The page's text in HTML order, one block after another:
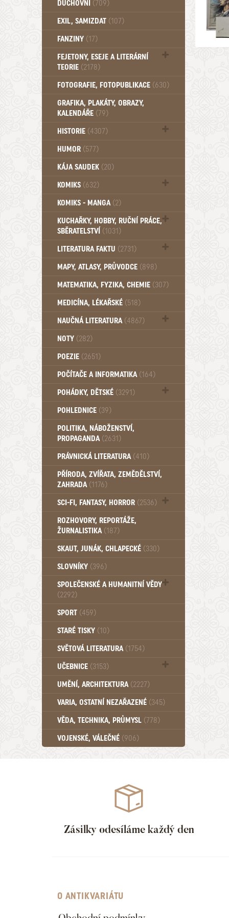
DUCHOVNÍ (709)
Okultismus (110)
EXIL, SAMIZDAT (107)
FANZINY (17)
FEJETONY, ESEJE A LITERÁRNÍ
TEORIE (2178)
Citáty, aforismy, snáře, přísloví,
FOTOGRAFIE, FOTOPUBLIKACE (630)
GRAFIKA, PLAKÁTY, OBRAZY,
KALENDÁŘE (79)
HISTORIE (4307)
Mytologie, Mýty, Báje, Pověsti (203)
HUMOR (577)
KÁJA SAUDEK (20)
KOMIKS (632)
Komiks - Čtyřlístek (234)
KOMIKS - MANGA (2)
KUCHAŘKY, HOBBY, RUČNÍ PRÁCE,
SBĚRATELSTVÍ (1031)
Dům a byt (102)
LITERATURA FAKTU (2731)
Katalogy (503)
MAPY, ATLASY, PRŮVODCE (898)
MATEMATIKA, FYZIKA, CHEMIE (307)
MEDICÍNA, LÉKAŘSKÉ (518)
NAUČNÁ LITERATURA (4867)
Zdraví a zdraví životní styl (510)
NOTY (282)
POEZIE (2651)
POČÍTAČE A INFORMATIKA (164)
POHÁDKY, DĚTSKÉ (3291)
Pro děti a mládež (2887)
Pohádky, Dětské - Od roku 1949 (257)
POHLEDNICE (39)
POLITIKA, NÁBOŽENSTVÍ,
PROPAGANDA (2631)
PRÁVNICKÁ LITERATURA (410)
PŘÍRODA, ZVÍŘATA, ZEMĚDĚLSTVÍ,
ZAHRADA (1176)
SCI-FI, FANTASY, HORROR (2536)
UFO (14)
ROZHOVORY, REPORTÁŽE,
ŽURNALISTIKA (187)
SKAUT, JUNÁK, CHLAPECKÉ (330)
SLOVNÍKY (396)
SPOLEČENSKÉ A HUMANITNÍ VĚDY
(2292)
Pedagogika (191)
Psychologie a osobní rozvoj (761)
SPORT (459)
STARÉ TISKY (10)
SVĚTOVÁ LITERATURA (1754)
UČEBNICE (3153)
Učebnice - Jazykové (1297)
Učebnice - VŠ (259)
Učebnice - ZŠ (556)
Učebnice - Ostatní (499)
UMĚNÍ, ARCHITEKTURA (2227)
VARIA, OSTATNÍ NEZAŘAZENÉ (345)
VĚDA, TECHNIKA, PRŮMYSL (778)
VOJENSKÉ, VÁLEČNÉ (906)
Zásilky odesíláme každý den
O ANTIKVARIÁTU